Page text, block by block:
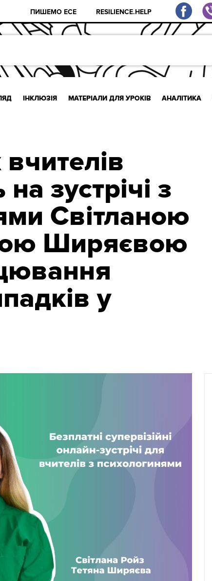
ПИШЕМО ЕСЕ RESILIENCE.HELP
ІНКЛЮЗІЯ МАТЕРІАЛИ ДЛЯ УРОКІВ АНАЛІТИКА
зустрічі з
Світланою
Ширяєвою
у